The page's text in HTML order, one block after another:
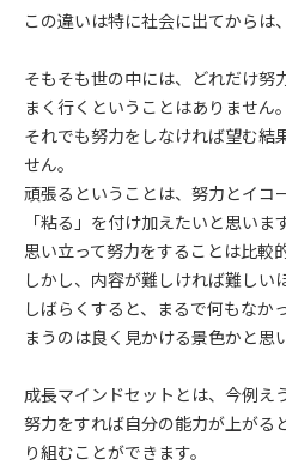
この違いは特に社会に出てからは
そもそも世の中には、どれだけ努
まく行くということはありません。
それでも努力をしなければ望む結
せん。
頑張るということは、努力とイコ
「粘る」を付け加えたいと思います
思い立って努力をすることは比較
しかし、内容が難しければ難しい
しばらくすると、まるで何もなか
まうのは良く見かける景色かと思
成長マインドセットとは、今例え
努力をすれば自分の能力が上がる
り組むことができます。